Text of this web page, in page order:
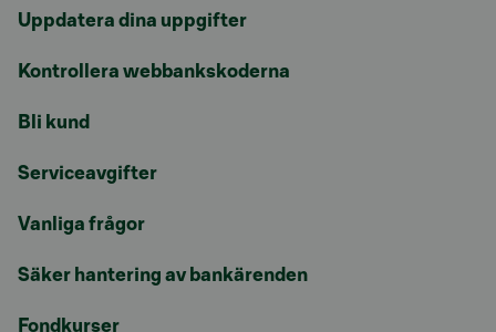
Uppdatera dina uppgifter
Kontrollera webbankskoderna
Bli kund
Serviceavgifter
Vanliga frågor
Säker hantering av bankärenden
Fondkurser